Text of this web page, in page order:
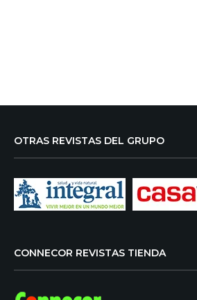
OTRAS REVISTAS DEL GRUPO
CONNECOR REVISTAS TIENDA